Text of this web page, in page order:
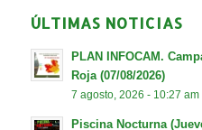
ÚLTIMAS NOTICIAS
PLAN INFOCAM.
Roja (07/08/2026)
7 agosto, 2026 - 10:27 am
Piscina Nocturna